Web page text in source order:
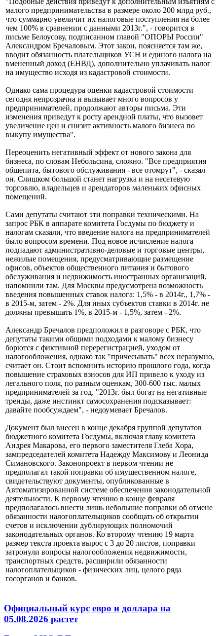
малого предпринимательства в размере около 200 млрд руб.,
что суммарно увеличит их налоговые поступления на более
чем 100% в сравнении с данными 2013г.", - говорится в
письме Белоусову, подписанном главой "ОПОРЫ России"
Александром Бречаловым. Этот закон, поясняется там же,
вводит обязанность плательщиков УСН и единого налога на
вмененный доход (ЕНВД), дополнительно уплачивать налог
на имущество исходя из кадастровой стоимости.
Однако сама процедура оценки кадастровой стоимости
сегодня непрозрачна и вызывает много вопросов у
предпринимателей, продолжают авторы письма. Эти
изменения приведут к росту арендной платы, что вызовет
увеличение цен и снизит активность малого бизнеса по
выкупу имущества".
Переоценить негативный эффект от нового закона для
бизнеса, по словам Небольсина, сложно. "Все предприятия
общепита, бытового обслуживания - все отомрут", - сказал
он. Слишком большой станет нагрузка и на несетевую
торговлю, владельцев и арендаторов маленьких офисных
помещений.
Сами депутаты считают эти поправки техническими. На
запрос РБК в аппарате комитета Госдумы по бюджету и
налогам сказали, что введение налога на предпринимателей
было вопросом времени. Под новое исчисление налога
подпадают административно-деловые и торговые центры,
нежилые помещения, предусматривающие размещение
офисов, объектов общественного питания и бытового
обслуживания и недвижимость иностранных организаций,
напомнили там. Для Москвы предусмотрена возможность
введения повышенных ставок налога: 1,5% - в 2014г., 1,7% -
в 2015-м, затем - 2%. Для иных субъектов ставки в 2014г. не
должны превышать 1%, в 2015-м - 1,5%, затем - 2%.
Александр Бречалов предположил в разговоре с РБК, что
депутаты такими общими подходами к малому бизнесу
борются с фиктивной перерегистрацией, уходом от
налогообложения, однако так "причесывать" всех неразумно,
считает он. Стоит вспомнить историю прошлого года, когда
повышение страховых взносов для ИП привело к уходу из
легального поля, по разным оценкам, 300-600 тыс. малых
предпринимателей за год. "2013г. был богат на негативные
тренды, даже инстинкт самосохранения подсказывает:
давайте пообсуждаем", - недоумевает Бречалов.
Документ был внесен в конце декабря группой депутатов
бюджетного комитета Госдумы, включая главу комитета
Андрея Макарова, его первого заместителя Глеба Хора,
зампредседателей комитета Надежду Максимову и Леонида
Симановского. Законопроект в первом чтении не
предполагал такой поправки об имущественном налоге,
свидетельствуют документы, опубликованные в
Автоматизированной системе обеспечения законодательной
деятельности. К первому чтению в конце февраля
предполагалось внести лишь небольшие поправки об отмене
обязанности налогоплательщиков сообщать об открытии
счетов и исключении дублирующих полномочий
законодательных органов. Ко второму чтению 19 марта
размер текста проекта вырос с 3 до 20 листов, поправки
затронули вопросы налогообложения недвижимости,
транспортных средств, расширили обязанности
налогоплательщиков - физических лиц, целого ряда
госорганов и банков.
Официальный курс евро и доллара на
05.08.2026 растет